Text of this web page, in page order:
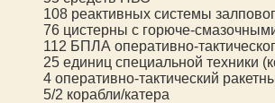
108 реактивных системы
76 цистерны с горюче-
112 БПЛА оперативно-
25 единиц специальной техники
4 оперативно-тактический
5/2 корабли/катера